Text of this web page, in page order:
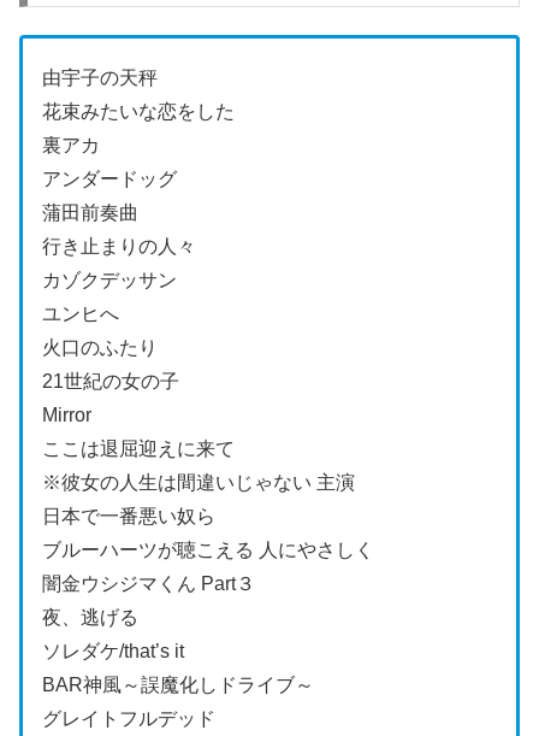
由宇子の天秤
花束みたいな恋をした
裏アカ
アンダードッグ
蒲田前奏曲
行き止まりの人々
カゾクデッサン
ユンヒへ
火口のふたり
21世紀の女の子
Mirror
ここは退屈迎えに来て
※彼女の人生は間違いじゃない 主演
日本で一番悪い奴ら
ブルーハーツが聴こえる 人にやさしく
闇金ウシジマくん Part３
夜、逃げる
ソレダケ/that’s it
BAR神風～誤魔化しドライブ～
グレイトフルデッド